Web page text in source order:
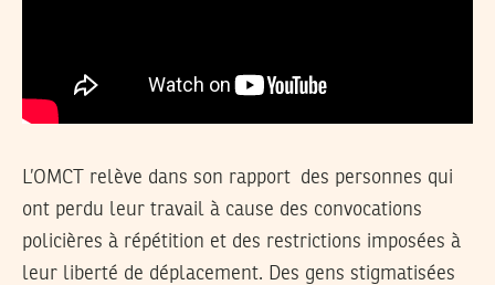
L’OMCT relève dans son rapport des personnes qui
ont perdu leur travail à cause des convocations
policières à répétition et des restrictions imposées à
leur liberté de déplacement. Des gens stigmatisées